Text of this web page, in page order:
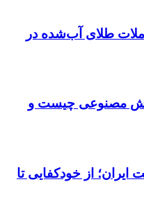
طلای آب‌شده در
هوش مصنوعی چیست و
از خودکفایی تا